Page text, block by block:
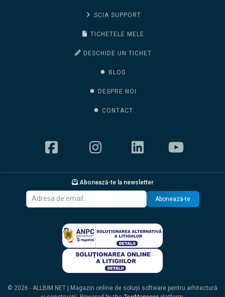
SCIA SUPPORT
TICHETELE MELE
DESCHIDE UN TICHET
BLOG
DESPRE NOI
CONTACT
Abonează-te la newsletter
Abonează-te
© 2026 - ALLBIM NET | Magazin online de soluții software pentru arhitectură